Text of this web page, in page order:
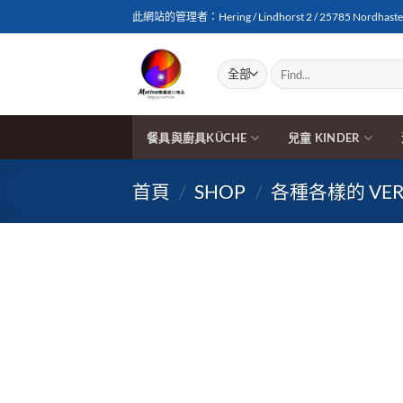
to
此網站的管理者：Hering / Lindhorst 2 / 25785
搜
尋
鍵
餐具與廚具KÜCHE 兒童 KINDER
首頁 / SHOP / 各種各樣的